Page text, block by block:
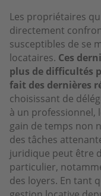
Les propriétaires
directement
susceptibles de se
locataires. Ces
plus de difficultés
fait des dernières
choisissant de
à un professionnel,
gain de temps non
des tâches
juridique peut être
particulier,
des loyers. En tant